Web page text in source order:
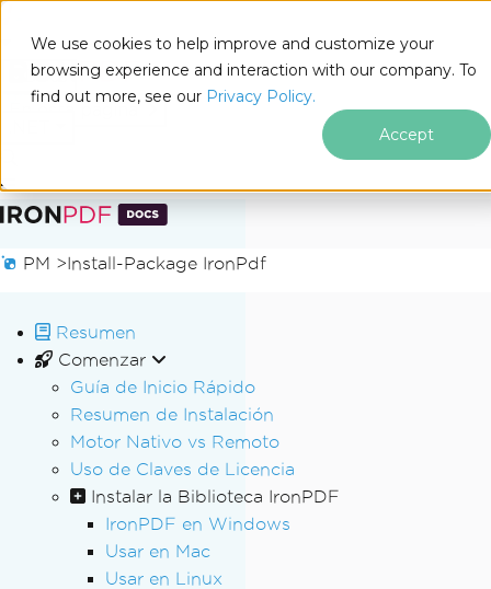
We use cookies to help improve and customize your
browsing experience and interaction with our company. To
find out more, see our Privacy Policy.
Accept
Saltar al pie de página
Docs
PM >Install-Package IronPdf
Resumen
Comenzar
Guía de Inicio Rápido
Resumen de Instalación
Motor Nativo vs Remoto
Uso de Claves de Licencia
Instalar la Biblioteca IronPDF
IronPDF en Windows
Usar en Mac
Usar en Linux